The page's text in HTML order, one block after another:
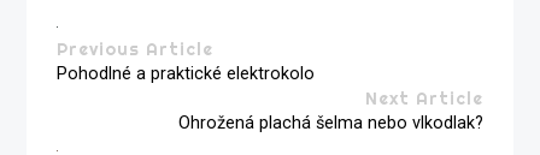
Previous Article
Pohodlné a praktické elektrokolo
Next Article
Ohrožená plachá šelma nebo vlkodlak?